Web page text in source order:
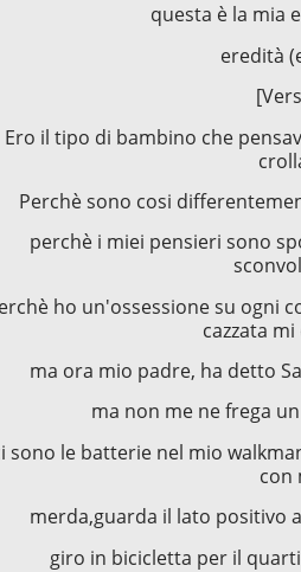
questa è la mia
eredità
Ero il tipo di bambino che
Perchè sono cosi
perchè i miei pensieri sono
ho un'ossessione su ogni
cazzata
ma ora mio padre, ha detto
ma non me ne frega
sono le batterie nel mio
con
merda,guarda il lato positivo
giro in bicicletta per il